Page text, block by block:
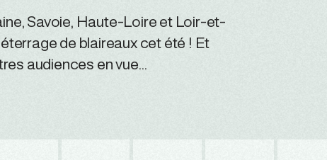
Savoie, Haute-Loire et Loir-et-
de blaireaux cet été ! Et
audiences en vue…